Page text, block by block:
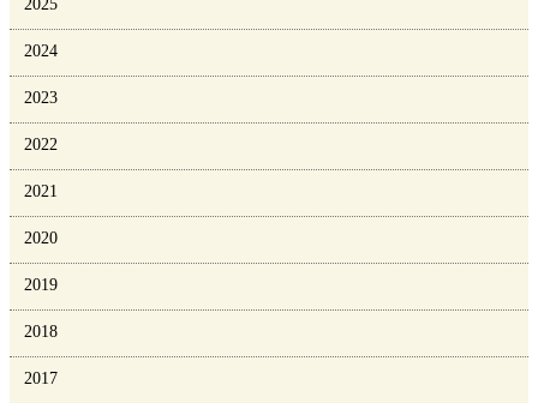
2025
2024
2023
2022
2021
2020
2019
2018
2017